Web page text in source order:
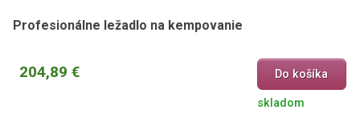
Profesionálne ležadlo na kempovanie
204,89 € Do košíka
skladom